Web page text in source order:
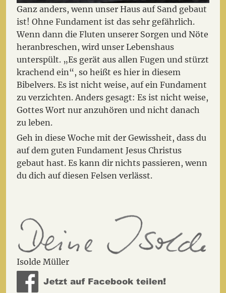
Ganz anders, wenn unser Haus auf Sand gebaut
ist! Ohne Fundament ist das sehr gefährlich.
Wenn dann die Fluten unserer Sorgen und Nöte
heranbreschen, wird unser Lebenshaus
unterspült. „Es gerät aus allen Fugen und stürzt
krachend ein“, so heißt es hier in diesem
Bibelvers. Es ist nicht weise, auf ein Fundament
zu verzichten. Anders gesagt: Es ist nicht weise,
Gottes Wort nur anzuhören und nicht danach
zu leben.
Geh in diese Woche mit der Gewissheit, dass du
auf dem guten Fundament Jesus Christus
gebaut hast. Es kann dir nichts passieren, wenn
du dich auf diesen Felsen verlässt.
Isolde Müller